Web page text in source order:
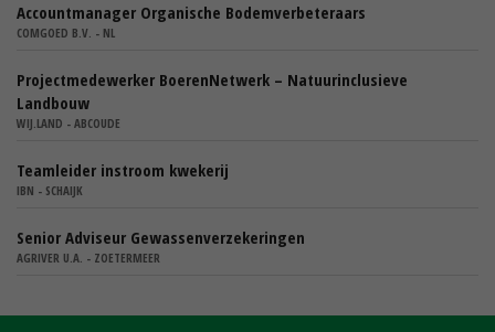
Accountmanager Organische Bodemverbeteraars
COMGOED B.V. - NL
Projectmedewerker BoerenNetwerk – Natuurinclusieve
Landbouw
WIJ.LAND - ABCOUDE
Teamleider instroom kwekerij
IBN - SCHAIJK
Senior Adviseur Gewassenverzekeringen
AGRIVER U.A. - ZOETERMEER